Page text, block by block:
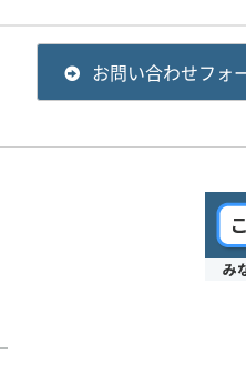
お問い合わせフォ